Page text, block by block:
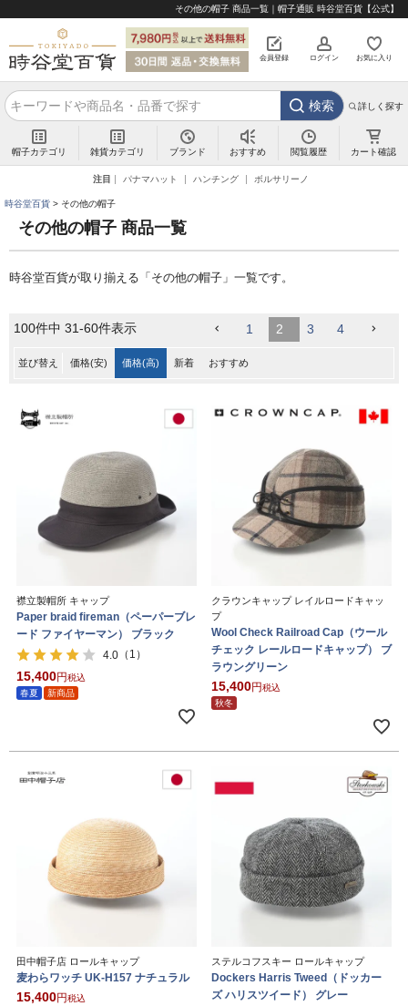
その他の帽子 商品一覧｜帽子通販 時谷堂百貨【公式】
会員登録 ログイン お気に入り
検索 詳しく探す
帽子カテゴリ 雑貨カテゴリ ブランド おすすめ 閲覧履歴 カート確認
注目 パナマハット ハンチング ボルサリーノ
時谷堂百貨 その他の帽子
その他の帽子 商品一覧
時谷堂百貨が取り揃える「その他の帽子」一覧です。
並び替え 価格(安) 価格(高) 新着 おすすめ
100件中 31-60件表示 1 2 3 4
襟立製帽所 キャップ
Paper braid fireman（ペーパーブレ
ード ファイヤーマン） ブラック
4.0 （1）
15,400
税込
春夏
新商品
クラウンキャップ レイルロードキャッ
プ
Wool Check Railroad Cap（ウール
チェック レールロードキャップ） ブ
ラウングリーン
15,400
税込
秋冬
田中帽子店 ロールキャップ
麦わらワッチ UK-H157 ナチュラル
15,400
税込
ステルコフスキー ロールキャップ
Dockers Harris Tweed（ドッカー
ズ ハリスツイード） グレー